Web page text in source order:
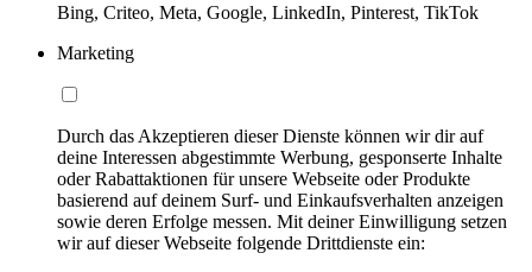
Bing, Criteo, Meta, Google, LinkedIn, Pinterest, TikTok
Marketing
Durch das Akzeptieren dieser Dienste können wir dir auf
deine Interessen abgestimmte Werbung, gesponserte Inhalte
oder Rabattaktionen für unsere Webseite oder Produkte
basierend auf deinem Surf- und Einkaufsverhalten anzeigen
sowie deren Erfolge messen. Mit deiner Einwilligung setzen
wir auf dieser Webseite folgende Drittdienste ein: